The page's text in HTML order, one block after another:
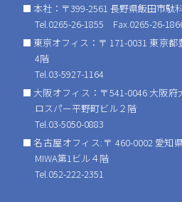
本社：〒399-2561 長野県飯田市駄
Tel.0265-26-1855 Fax.0265-26-
東京オフィス：〒 171-0031 東京
4階
Tel.03-5927-1164
大阪オフィス：〒541-0046 大阪
ロスパー平野町ビル２階
Tel.03-5050-0883
名古屋オフィス:〒 460-0002 愛知
MIWA第1ビル４階
Tel.052-222-2351